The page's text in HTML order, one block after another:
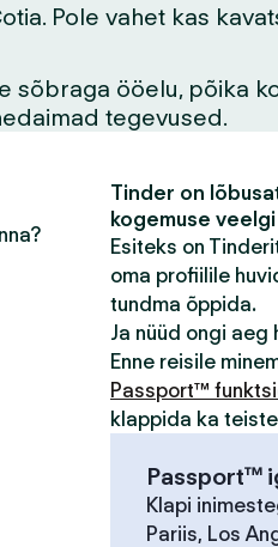
Pole vahet kas
ööelu, põika
tegevused.
Tinder on
kogemuse
Esiteks on
oma profiilile
tundma õppida.
Ja nüüd ongi aeg
Enne reisile
Passport™
klappida ka
Passport™
Klapi
Pariis, Los